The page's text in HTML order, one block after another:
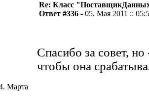
Марта
Re: Класс
Ответ #336 - 05. Мая 2011 ::
Спасибо за совет,
чтобы она